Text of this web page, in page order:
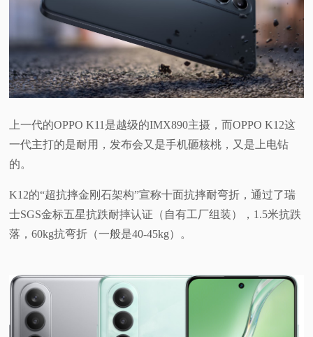
题
上一代的OPPO K11是越级的IMX890主摄，而OPPO K12这
一代主打的是耐用，发布会又是手机砸核桃，又是上电钻
的。
K12的“超抗摔金刚石架构”宣称十面抗摔耐弯折，通过了瑞
士SGS金标五星抗跌耐摔认证（自有工厂组装），1.5米抗跌
落，60kg抗弯折（一般是40-45kg）。